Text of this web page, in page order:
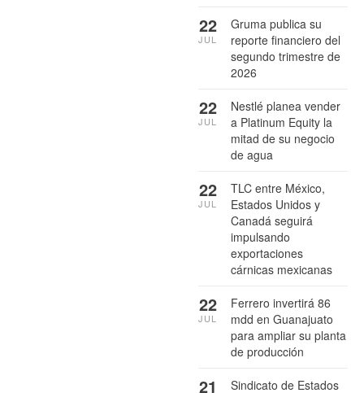
Gruma publica su
reporte financiero del
segundo trimestre de
2026
22
JUL
Nestlé planea vender
a Platinum Equity la
mitad de su negocio
de agua
22
JUL
TLC entre México,
Estados Unidos y
Canadá seguirá
impulsando
exportaciones
cárnicas mexicanas
22
JUL
Ferrero invertirá 86
mdd en Guanajuato
para ampliar su planta
de producción
22
JUL
Sindicato de Estados
21